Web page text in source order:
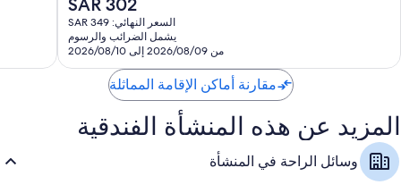
الحالي
هو
SAR
302
SAR 302
السعر النهائي: SAR 349
يشمل الضرائب والرسوم
من 2026/08/09 إلى 2026/08/10
مقارنة أماكن الإقامة المماثلة
المزيد عن هذه المنشأة الفندقية
وسائل الراحة في المنشأة